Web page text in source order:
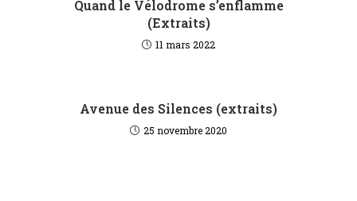
Quand le Vélodrome s’enflamme
(Extraits)
11 mars 2022
Avenue des Silences (extraits)
25 novembre 2020